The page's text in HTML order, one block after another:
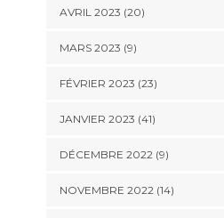
AVRIL 2023 (20)
MARS 2023 (9)
FÉVRIER 2023 (23)
JANVIER 2023 (41)
DÉCEMBRE 2022 (9)
NOVEMBRE 2022 (14)